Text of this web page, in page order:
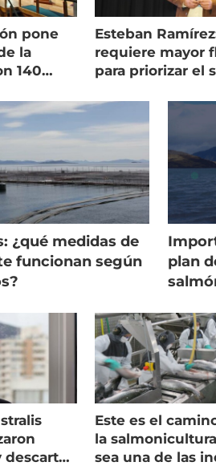
pone
la
140
Esteban
requiere mayor
para priorizar el
¿qué medidas de
funcionan según
plan
descarta
Este es el
la
sea una de las